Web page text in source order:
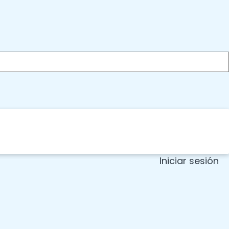
Iniciar sesión